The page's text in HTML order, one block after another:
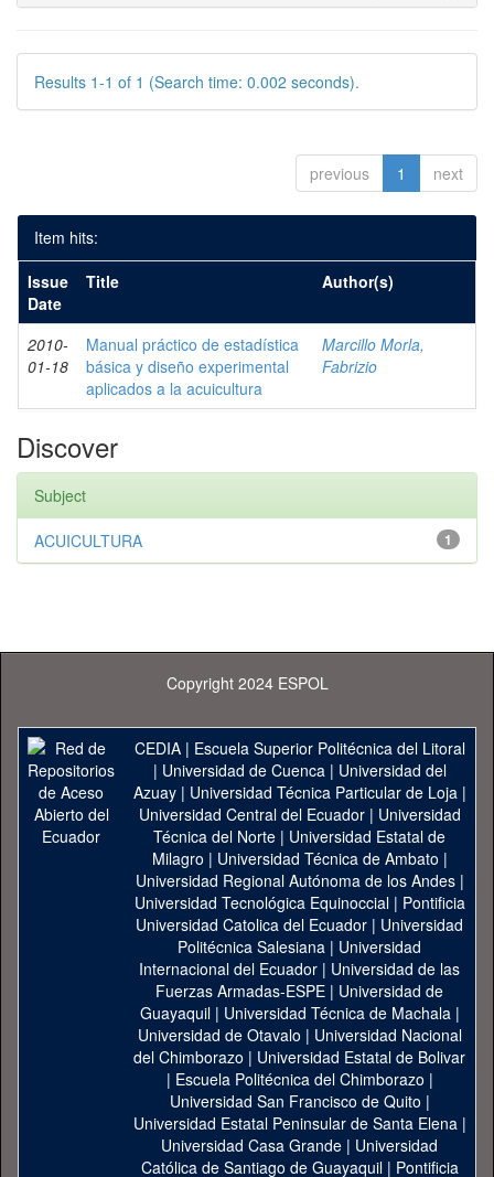
Results 1-1 of 1 (Search time: 0.002 seconds).
previous 1 next
Item hits:
Issue
Date
Title Author(s)
2010-
01-18
Manual práctico de estadística
básica y diseño experimental
aplicados a la acuicultura
Marcillo Morla,
Fabrizio
Discover
Subject
1
ACUICULTURA
Copyright 2024 ESPOL
CEDIA| Escuela Superior Politécnica del Litoral
| Universidad de Cuenca| Universidad del
Azuay| Universidad Técnica Particular de Loja|
Universidad Central del Ecuador| Universidad
Técnica del Norte | Universidad Estatal de
Milagro | Universidad Técnica de Ambato |
Universidad Regional Autónoma de los Andes|
Universidad Tecnológica Equinoccial| Pontificia
Universidad Catolica del Ecuador | Universidad
Politécnica Salesiana | Universidad
Internacional del Ecuador | Universidad de las
Fuerzas Armadas-ESPE | Universidad de
Guayaquil| Universidad Técnica de Machala|
Universidad de Otavalo | Universidad Nacional
del Chimborazo | Universidad Estatal de Bolivar
| Escuela Politécnica del Chimborazo |
Universidad San Francisco de Quito |
Universidad Estatal Peninsular de Santa Elena|
Universidad Casa Grande | Universidad
Católica de Santiago de Guayaquil| Pontificia